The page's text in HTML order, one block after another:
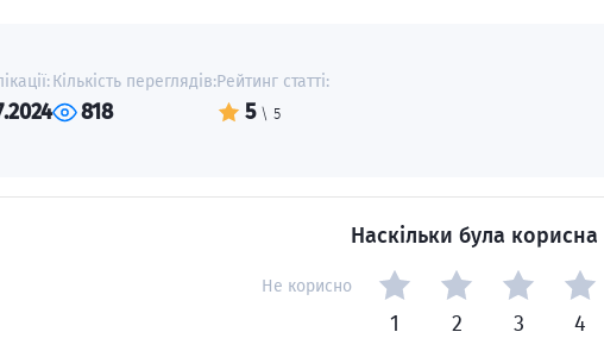
Кількість переглядів:
818
Рейтинг статті:
5\ 5
Наскільки була корисна
Не корисно
1 2 3 4